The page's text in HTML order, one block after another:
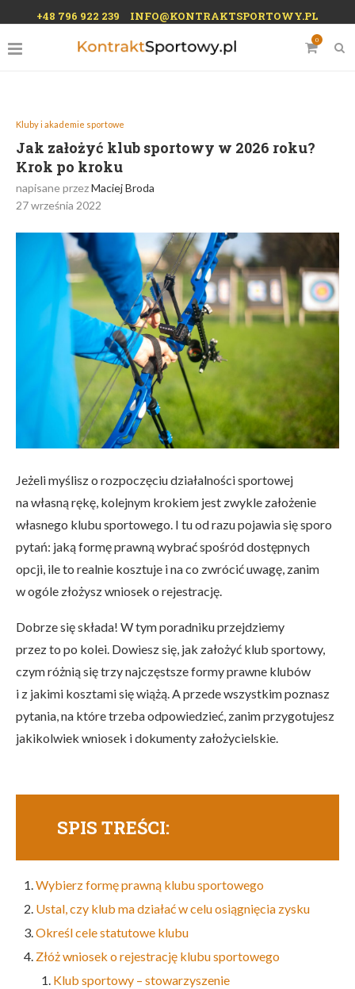
+48 796 922 239 INFO@KONTRAKTSPORTOWY.PL
0
Kluby i akademie sportowe
Jak założyć klub sportowy w 2026 roku?
Krok po kroku
napisane przezMaciej Broda
27 września 2022
Jeżeli myślisz o rozpoczęciu działalności sportowej
na własną rękę, kolejnym krokiem jest zwykle założenie
własnego klubu sportowego. I tu od razu pojawia się sporo
pytań: jaką formę prawną wybrać spośród dostępnych
opcji, ile to realnie kosztuje i na co zwrócić uwagę, zanim
w ogóle złożysz wniosek o rejestrację.
Dobrze się składa! W tym poradniku przejdziemy
przez to po kolei. Dowiesz się, jak założyć klub sportowy,
czym różnią się trzy najczęstsze formy prawne klubów
i z jakimi kosztami się wiążą. A przede wszystkim poznasz
pytania, na które trzeba odpowiedzieć, zanim przygotujesz
jakikolwiek wniosek i dokumenty założycielskie.
SPIS TREŚCI:
Wybierz formę prawną klubu sportowego
Ustal, czy klub ma działać w celu osiągnięcia zysku
Określ cele statutowe klubu
Złóż wniosek o rejestrację klubu sportowego
Klub sportowy – stowarzyszenie